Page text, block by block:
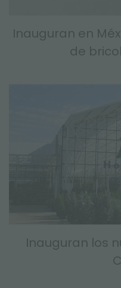
Inauguran en
de
Inauguran los